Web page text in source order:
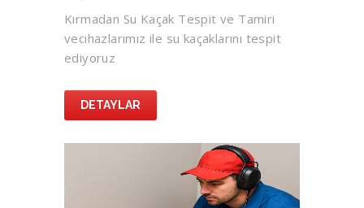
Kırmadan Su Kaçak Tespit ve Tamiri
vecihazlarımız ile su kaçaklarını tespit
ediyoruz
DETAYLAR